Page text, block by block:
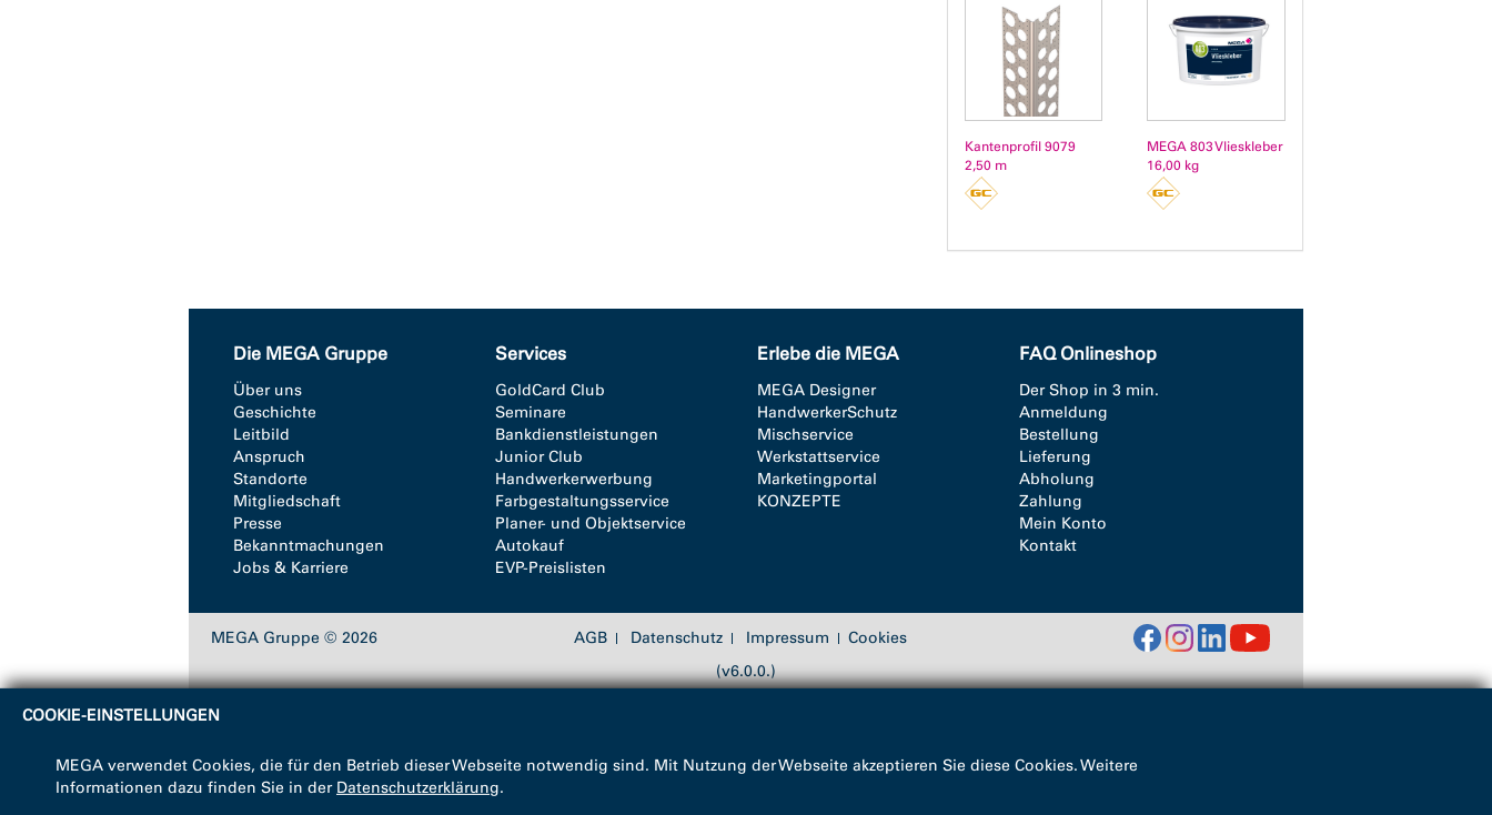
Kantenprofil 9079
2,50 m
MEGA 803 Vlieskleber
16,00 kg
Die MEGA Gruppe
Über uns
Geschichte
Leitbild
Anspruch
Standorte
Mitgliedschaft
Presse
Bekanntmachungen
Jobs & Karriere
Services
GoldCard Club
Seminare
Bankdienstleistungen
Junior Club
Handwerkerwerbung
Farbgestaltungsservice
Planer- und Objektservice
Autokauf
EVP-Preislisten
Erlebe die MEGA
MEGA Designer
HandwerkerSchutz
Mischservice
Werkstattservice
Marketingportal
KONZEPTE
FAQ Onlineshop
Der Shop in 3 min.
Anmeldung
Bestellung
Lieferung
Abholung
Zahlung
Mein Konto
Kontakt
MEGA Gruppe © 2026 AGB Datenschutz Impressum
Cookies
(v6.0.0.)
COOKIE-EINSTELLUNGEN
MEGA verwendet Cookies, die für den Betrieb dieser Webseite notwendig sind. Mit Nutzung der Webseite akzeptieren Sie diese Cookies. Weitere
Informationen dazu finden Sie in der Datenschutzerklärung.